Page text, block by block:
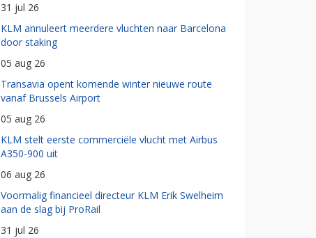
31 jul 26
KLM annuleert meerdere vluchten naar Barcelona
door staking
05 aug 26
Transavia opent komende winter nieuwe route
vanaf Brussels Airport
05 aug 26
KLM stelt eerste commerciële vlucht met Airbus
A350-900 uit
06 aug 26
Voormalig financieel directeur KLM Erik Swelheim
aan de slag bij ProRail
31 jul 26